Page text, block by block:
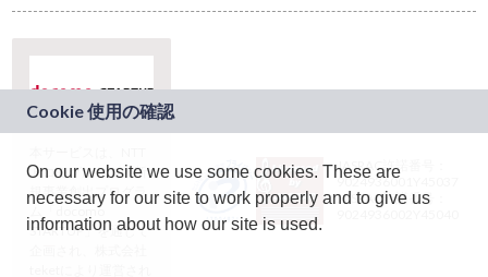
ドコモグループの新
規事業創出プログラ
ム「docomo
STARTUP」を通じて
JASRAC許諾番号：
9024936001Y45037
JASRAC許諾番号：
On our website we use some cookies. These are
necessary for our site to work properly and to give us
information about how our site is used.